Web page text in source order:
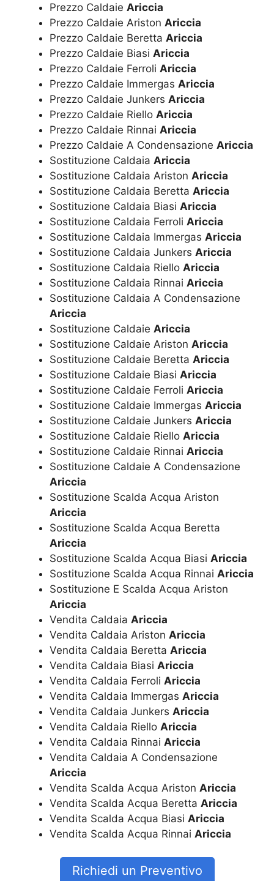
Prezzo Caldaie Ariccia
Prezzo Caldaie Ariston Ariccia
Prezzo Caldaie Beretta Ariccia
Prezzo Caldaie Biasi Ariccia
Prezzo Caldaie Ferroli Ariccia
Prezzo Caldaie Immergas Ariccia
Prezzo Caldaie Junkers Ariccia
Prezzo Caldaie Riello Ariccia
Prezzo Caldaie Rinnai Ariccia
Prezzo Caldaie A Condensazione Ariccia
Sostituzione Caldaia Ariccia
Sostituzione Caldaia Ariston Ariccia
Sostituzione Caldaia Beretta Ariccia
Sostituzione Caldaia Biasi Ariccia
Sostituzione Caldaia Ferroli Ariccia
Sostituzione Caldaia Immergas Ariccia
Sostituzione Caldaia Junkers Ariccia
Sostituzione Caldaia Riello Ariccia
Sostituzione Caldaia Rinnai Ariccia
Sostituzione Caldaia A Condensazione
Ariccia
Sostituzione Caldaie Ariccia
Sostituzione Caldaie Ariston Ariccia
Sostituzione Caldaie Beretta Ariccia
Sostituzione Caldaie Biasi Ariccia
Sostituzione Caldaie Ferroli Ariccia
Sostituzione Caldaie Immergas Ariccia
Sostituzione Caldaie Junkers Ariccia
Sostituzione Caldaie Riello Ariccia
Sostituzione Caldaie Rinnai Ariccia
Sostituzione Caldaie A Condensazione
Ariccia
Sostituzione Scalda Acqua Ariston
Ariccia
Sostituzione Scalda Acqua Beretta
Ariccia
Sostituzione Scalda Acqua Biasi Ariccia
Sostituzione Scalda Acqua Rinnai Ariccia
Sostituzione E Scalda Acqua Ariston
Ariccia
Vendita Caldaia Ariccia
Vendita Caldaia Ariston Ariccia
Vendita Caldaia Beretta Ariccia
Vendita Caldaia Biasi Ariccia
Vendita Caldaia Ferroli Ariccia
Vendita Caldaia Immergas Ariccia
Vendita Caldaia Junkers Ariccia
Vendita Caldaia Riello Ariccia
Vendita Caldaia Rinnai Ariccia
Vendita Caldaia A Condensazione
Ariccia
Vendita Scalda Acqua Ariston Ariccia
Vendita Scalda Acqua Beretta Ariccia
Vendita Scalda Acqua Biasi Ariccia
Vendita Scalda Acqua Rinnai Ariccia
Richiedi un Preventivo